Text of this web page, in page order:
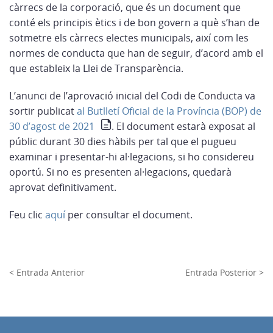
càrrecs de la corporació, que és un document que
conté els principis ètics i de bon govern a què s’han de
sotmetre els càrrecs electes municipals, així com les
normes de conducta que han de seguir, d’acord amb el
que estableix la Llei de Transparència.
L’anunci de l’aprovació inicial del Codi de Conducta va
sortir publicatal Butlletí Oficial de la Província (BOP) de
30 d’agost de 2021
. El document estarà exposat al
públic durant 30 dies hàbils per tal que el pugueu
examinar i presentar-hi al·legacions, si ho considereu
oportú. Si no es presenten al·legacions, quedarà
aprovat definitivament.
Feu clic aquíper consultar el document.
< Entrada Anterior Entrada Posterior >